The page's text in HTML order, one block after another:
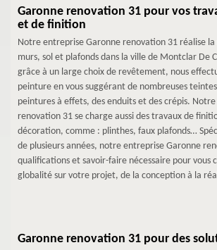
Garonne renovation 31 pour vos
et de finition
Notre entreprise Garonne renovation 31 réalise
murs, sol et plafonds dans la ville de Montclar De
grâce à un large choix de revêtement, nous
peinture en vous suggérant de nombreuses
peintures à effets, des enduits et des crépis.
renovation 31 se charge aussi des travaux de
décoration, comme : plinthes, faux plafonds…
de plusieurs années, notre entreprise Garonne
qualifications et savoir-faire nécessaire pour vous
globalité sur votre projet, de la conception à la
Garonne renovation 31 pour des